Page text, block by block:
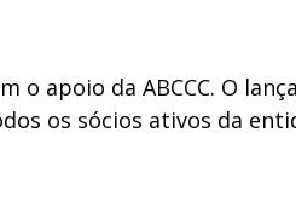
o apoio da ABCCC. O
os sócios ativos da